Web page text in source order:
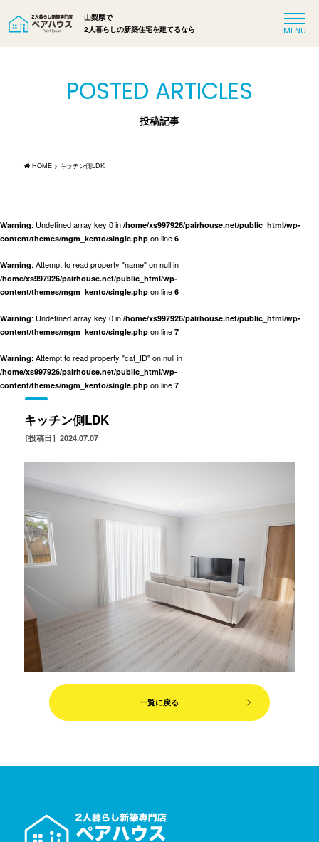
山梨県で
2人暮らしの新築住宅を建てるなら
POSTED ARTICLES
投稿記事
HOME > キッチン側LDK
Warning: Undefined array key 0 in /home/xs997926/pairhouse.net/public_html/wp-
content/themes/mgm_kento/single.php on line 6
Warning: Attempt to read property "name" on null in
/home/xs997926/pairhouse.net/public_html/wp-
content/themes/mgm_kento/single.php on line 6
Warning: Undefined array key 0 in /home/xs997926/pairhouse.net/public_html/wp-
content/themes/mgm_kento/single.php on line 7
Warning: Attempt to read property "cat_ID" on null in
/home/xs997926/pairhouse.net/public_html/wp-
content/themes/mgm_kento/single.php on line 7
キッチン側LDK
［投稿日］2024.07.07
一覧に戻る